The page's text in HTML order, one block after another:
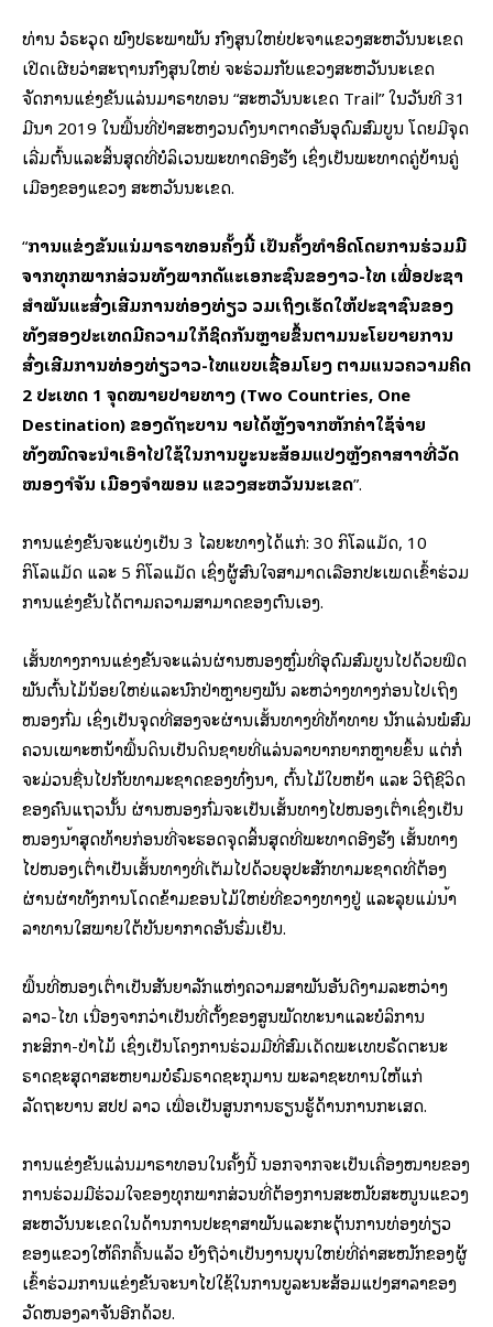
ທ່ານ ວໍຣະວຸດ ພົງປຣະພາພັນ ກົງສຸນໃຫຍ່ປະຈຳແຂວງສະຫວັນນະເຂດ
ເປີດເຜີຍວ່າສະຖານກົງສຸນໃຫຍ່ ຈະຮ່ວມກັບແຂວງສະຫວັນນະເຂດ
ຈັດການແຂ່ງຂັນແລ່ນມາຣາທອນ “ສະຫວັນນະເຂດ Trail” ໃນວັນທີ 31
ມີນາ 2019 ໃນພື້ນທີ່ປ່າສະຫງວນດົງນາຕາດອັນອຸດົມສົມບູນ ໂດຍມີຈຸດ
ເລີ່ມຕົ້ນແລະສິ້ນສຸດທີ່ບໍລິເວນພະທາດອີງຮັງ ເຊິ່ງເປັນພະທາດຄູ່ບ້ານຄູ່
ເມືອງຂອງແຂວງ ສະ​ຫວັນ​ນະ​ເຂດ.
“ການແຂ່ງຂັນແລ່ນມາຣາທອນຄັ້ງນີ້ ເປັນຄັ້ງທຳອິດໂດຍການຮ່ວມມື
ຈາກທຸກພາກສ່ວນທັງພາກລັດແລະເອກະຊົນຂອງລາວ-ໄທ ເພື່ອປະຊາ
ສຳພັນແລະສົ່ງເສີມການທ່ອງທ່ຽວ ລວມເຖິງເຮັດໃຫ້ປະຊາຊົນຂອງ
ທັງສອງປະເທດມີຄວາມໃກ້ຊິດກັນຫຼາຍຂຶ້ນຕາມນະໂຍບາຍການ
ສົ່ງເສີມການທ່ອງທ່ຽວລາວ-ໄທແບບເຊື່ອມໂຍງ ຕາມແນວຄວາມຄິດ
2 ປະເທດ 1 ຈຸດໝາຍປາຍທາງ (Two Countries, One
Destination) ຂອງລັດຖະບານ ລາຍໄດ້ຫຼັງຈາກຫັກຄ່າໃຊ້ຈ່າຍ
ທັງໝົດຈະນຳເອົາໄປໃຊ້ໃນການບູລະນະສ້ອມແປງຫຼັງຄາສາລາທີ່ວັດ
ໜອງລຳຈັນ ເມືອງຈຳພອນ ແຂວງສະຫວັນນະເຂດ”.
ການແຂ່ງຂັນຈະແບ່ງເປັນ 3 ໄລຍະທາງໄດ້ແກ່: 30 ກິໂລແມັດ, 10
ກິໂລແມັດ ແລະ 5 ກິໂລແມັດ ເຊິ່ງຜູ້ສົນໃຈສາມາດເລືອກປະເພດເຂົ້າຮ່ວມ
ການແຂ່ງຂັນໄດ້ຕາມຄວາມສາມາດຂອງຕົນເອງ.
ເສັ້ນທາງການແຂ່ງຂັນຈະແລ່ນຜ່ານໜອງຫຼົ່ມທີ່ອຸດົມສົມບູນໄປດ້ວຍພືດ
ພັນຕົ້ນໄມ້ນ້ອຍໃຫຍ່ແລະນົກປ່າຫຼາຍໆພັນ ລະຫວ່າງທາງກ່ອນໄປເຖິງ
ໜອງກົ່ມ ເຊິ່ງເປັນຈຸດທີ່ສອງຈະຜ່ານເສັ້ນທາງທີ່ທ້າທາຍ ນັກແລ່ນພໍສົມ
ຄວນເພາະຫນ້າພື້ນດິນເປັນດິນຊາຍທີ່ແລ່ນລຳບາກຍາກຫຼາຍຂຶ້ນ ແຕ່ກໍ່
ຈະມ່ວນຊື່ນໄປກັບທຳມະຊາດຂອງທົ່ງນາ, ຕົ້ນໄມ້ໃບຫຍ້າ ແລະ ວິຖີຊີວິດ
ຂອງຄົນແຖວນັ້ນ ຜ່ານໜອງກົ່ມຈະເປັນເສັ້ນທາງໄປໜອງເຕົ່າເຊິ່ງເປັນ
ໜອງນໍ້າສຸດທ້າຍກ່ອນທີ່ຈະຮອດຈຸດສິ້ນສຸດທີ່ພະທາດອີງຮັງ ເສັ້ນທາງ
ໄປໜອງເຕົ່າເປັນເສັ້ນທາງທີ່ເຕັມໄປດ້ວຍອຸປະສັກທຳມະຊາດທີ່ຕ້ອງ
ຜ່ານຜ່າທັງການໂດດຂ້າມຂອນໄມ້ໃຫຍ່ທີ່ຂວາງທາງຢູ່ ແລະລຸຍແມ່ນໍ້າ
ລຳທານໃສພາຍໃຕ້ບັນຍາກາດອັນຮົ່ມເຢັນ.
ພື້ນທີ່ໜອງເຕົ່າເປັນສັນຍາລັກແຫ່ງຄວາມສຳພັນອັນດີງາມລະຫວ່າງ
ລາວ-ໄທ ເນື່ອງຈາກວ່າເປັນທີ່ຕັ້ງຂອງສູນພັດທະນາແລະບໍລິການ
ກະສິກຳ-ປ່າໄມ້ ເຊິ່ງເປັນໂຄງການຮ່ວມມືທີ່ສົມເດັດພະເທບຣັດຕະນະ
ຣາດຊະສຸດາສະຫຍາມບໍຣົມຣາດຊະກຸມານ ພະລາຊະທານໃຫ້ແກ່
ລັດຖະບານ ສປປ ລາວ ເພື່ອເປັນສູນການຮຽນຮູ້ດ້ານການກະເສດ.
ການແຂ່ງຂັນແລ່ນມາຣາທອນໃນຄັ້ງນີ້ ນອກຈາກຈະເປັນເຄື່ອງໝາຍຂອງ
ການຮ່ວມມືຮ່ວມໃຈຂອງທຸກພາກສ່ວນທີ່ຕ້ອງການສະໜັບສະໜູນແຂວງ
ສະຫວັນນະເຂດໃນດ້ານການປະຊາສຳພັນແລະກະຕຸ້ນການທ່ອງທ່ຽວ
ຂອງແຂວງໃຫ້ຄຶກຄື້ນແລ້ວ ຍັງຖືວ່າເປັນງານບຸນໃຫຍ່ທີ່ຄ່າສະໝັກຂອງຜູ້
ເຂົ້າຮ່ວມການແຂ່ງຂັນຈະນຳໄປໃຊ້ໃນການບູລະນະສ້ອມແປງສາລາຂອງ
ວັດໜອງລຳຈັນອີກດ້ວຍ.